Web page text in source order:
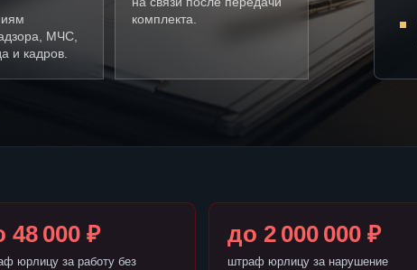
МЧС,
и кадров.
комплекта.
48 000 ₽
юрлицу за работу без
до 2 000 000 ₽
штраф юрлицу за нарушение